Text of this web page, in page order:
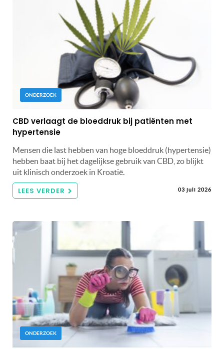
ONDERZOEK
CBD verlaagt de bloeddruk bij patiënten met
hypertensie
Mensen die last hebben van hoge bloeddruk (hypertensie)
hebben baat bij het dagelijkse gebruik van CBD, zo blijkt
uit klinisch onderzoek in Kroatië.
LEES VERDER 03 juli 2026
ONDERZOEK